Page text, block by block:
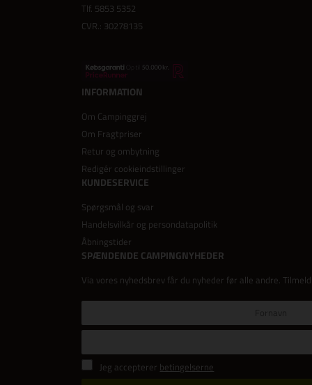
Tlf. 5853 5352
CVR.: 30278135
INFORMATION
Om Campinggrej
Om Fragtpriser
Retur og ombytning
Redigér cookieindstillinger
KUNDESERVICE
Spørgsmål og svar
Handelsvilkår og persondatapolitik
Åbningstider
SPÆNDENDE CAMPINGNYHEDER
Via vores nyhedsbrev får du nyheder før alle andre.
Jeg accepterer betingelserne